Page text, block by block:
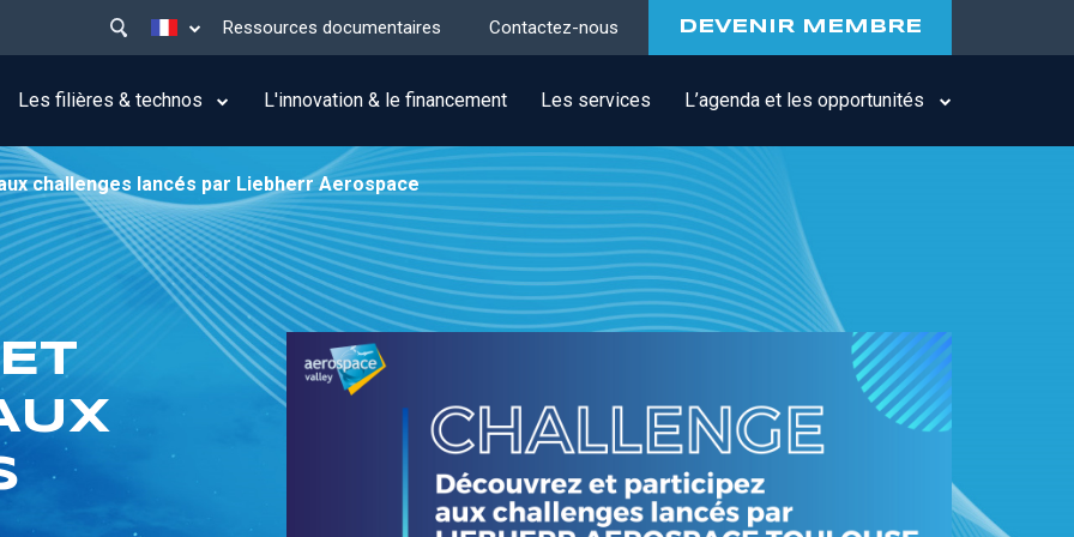
Lister les actions supplémentaires
menu
top
Ressources documentaires Contactez-nous DEVENIR MEMBRE
Les filières & technos L'innovation & le financement Les services L’agenda et les opportunités
challenges lancés par Liebherr Aerospace